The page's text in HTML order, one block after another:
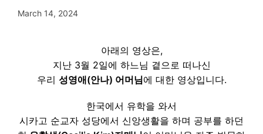
March 14, 2024
아래의 영상은,
지난 3월 2일에 하느님 곁으로 떠나신
우리 성영애(안나) 어머님에 대한 영상입니다.
한국에서 유학을 와서
시카고 순교자 성당에서 신앙생활을 하며 공부를 하던